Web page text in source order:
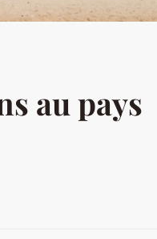
au pays